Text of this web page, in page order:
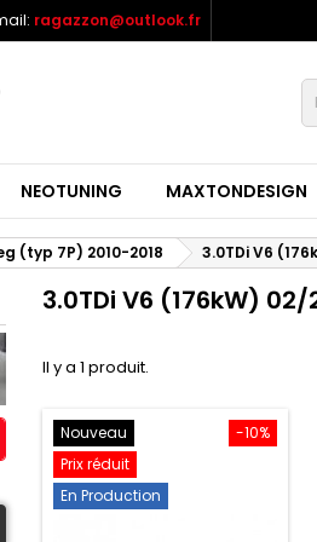
ragazzon@outlook.fr
NEOTUNING MAXTONDESIGN
(typ 7P) 2010-2018 3.0TDi V6
3.0TDi V6 (176kW) 02/
Il y a 1 produit.
-10%
Nouveau
Prix réduit
En Production